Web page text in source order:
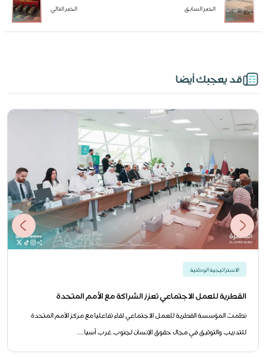
الخبر السابق الخبر التالي
قد يعجبك أيضا
الاستراتيجية الوطنية
القطرية للعمل الاجتماعي تعزز الشراكة مع الأمم المتحدة
نظمت المؤسسة القطرية للعمل الاجتماعي لقاء تفاعليا مع مركز الأمم المتحدة
للتدريب والتوثيق في مجال حقوق الإنسان لجنوب غرب آسيا......